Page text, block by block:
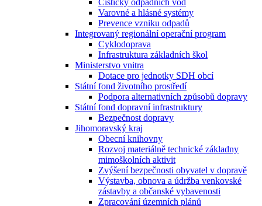
Čističky odpadních vod
Varovné a hlásné systémy
Prevence vzniku odpadů
Integrovaný regionální operační program
Cyklodoprava
Infrastruktura základních škol
Ministerstvo vnitra
Dotace pro jednotky SDH obcí
Státní fond životního prostředí
Podpora alternativních způsobů dopravy
Státní fond dopravní infrastruktury
Bezpečnost dopravy
Jihomoravský kraj
Obecní knihovny
Rozvoj materiálně technické základny
mimoškolních aktivit
Zvýšení bezpečnosti obyvatel v dopravě
Výstavba, obnova a údržba venkovské
zástavby a občanské vybavenosti
Zpracování územních plánů